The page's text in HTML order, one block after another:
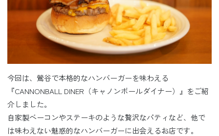
今回は、鶯谷で本格的なハンバーガーを味わえる
『CANNONBALL DINER（キャノンボールダイナー）』をご紹
介しました。
自家製ベーコンやステーキのような贅沢なパティなど、他で
は味わえない魅惑的なハンバーガーに出会えるお店です。